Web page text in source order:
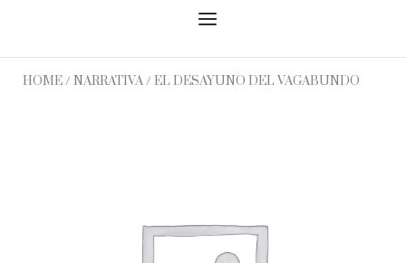
Menu
HOME/ NARRATIVA/ EL DESAYUNO DEL VAGABUNDO